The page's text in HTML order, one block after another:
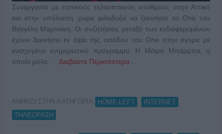
Συνεργασία με τοπικούς τηλεοπτικούς σταθμούς στην Αττική
και στην υπόλοιπη χώρα φιλοδοξεί να ξεκινήσει το One του
Βαγγέλη Μαρινάκη. Οι συζητήσεις μεταξύ των ενδιαφερομένων
έχουν ξεκινήσει εν όψει της εισόδου του One στην αγορά με
ενισχυμένο ενημερωτικό πρόγραμμα. Η Μάιρα Μπάρμπα, η
οποία μόλις … Διαβάστε Περισσότερα...
ΑΝΗΚΕΙ ΣΤΗΝ ΚΑΤΗΓΟΡΙΑ: HOME-LEFT INTERNET
ΤΗΛΕΟΡΑΣΗ